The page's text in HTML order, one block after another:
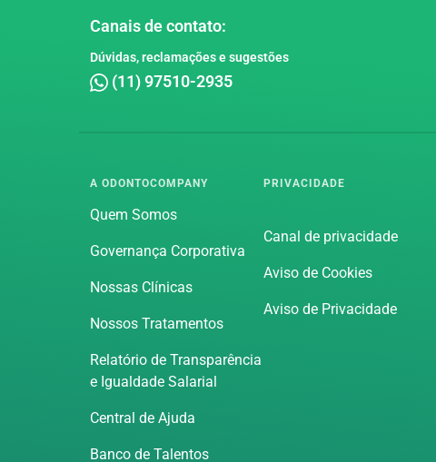
Canais de contato:
Dúvidas, reclamações e sugestões
(11) 97510-2935
A ODONTOCOMPANY
Quem Somos
Governança Corporativa
Nossas Clínicas
Nossos Tratamentos
Relatório de Transparência
e Igualdade Salarial
Central de Ajuda
Banco de Talentos
PRIVACIDADE
Canal de privacidade
Aviso de Cookies
Aviso de Privacidade